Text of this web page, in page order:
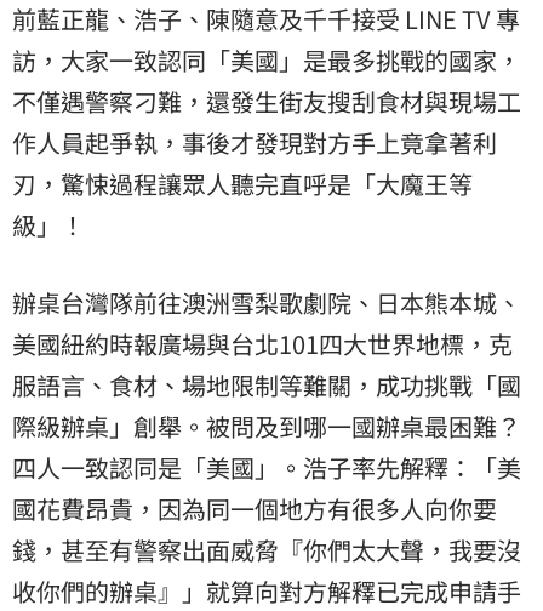
前藍正龍、浩子、陳隨意及千千接受 LINE TV 專
訪，大家一致認同「美國」是最多挑戰的國家，
不僅遇警察刁難，還發生街友搜刮食材與現場工
作人員起爭執，事後才發現對方手上竟拿著利
刃，驚悚過程讓眾人聽完直呼是「大魔王等
級」！
辦桌台灣隊前往澳洲雪梨歌劇院、日本熊本城、
美國紐約時報廣場與台北101四大世界地標，克
服語言、食材、場地限制等難關，成功挑戰「國
際級辦桌」創舉。被問及到哪一國辦桌最困難？
四人一致認同是「美國」。浩子率先解釋：「美
國花費昂貴，因為同一個地方有很多人向你要
錢，甚至有警察出面威脅『你們太大聲，我要沒
收你們的辦桌』」就算向對方解釋已完成申請手